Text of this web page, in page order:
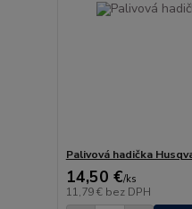
Palivová hadička
14,50 €/ks
11,79 € bez DPH